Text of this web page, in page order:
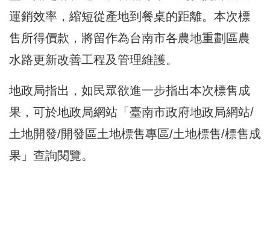
運銷效率，縮短從產地到餐桌的距離。本次標
售所得價款，將留作為台南市各農地重劃區農
水路更新改善工程及管理維護。
地政局指出，如民眾欲進一步指出本次標售成
果，可於地政局網站 「臺南市政府地政局網站/
土地開發/開發區土地標售專區/土地標售/標售成
果」查詢閱覽。